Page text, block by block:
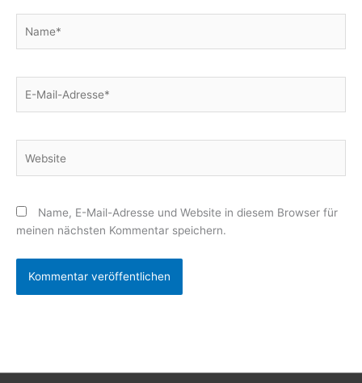
Mail-
Name, E-Mail-Adresse und Website in diesem Browser für
meinen nächsten Kommentar speichern.